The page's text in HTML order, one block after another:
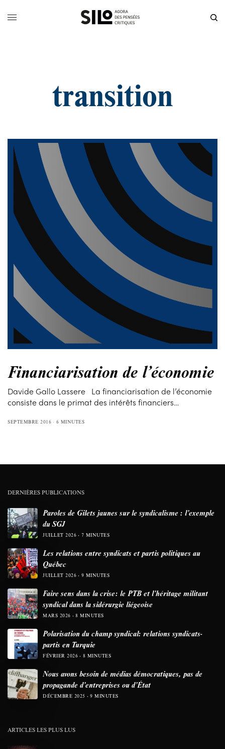
transition
Financiarisation de l’économie
Davide Gallo Lassere La financiarisation de l’économie
consiste dans le primat des intérêts financiers…
SEPTEMBRE 2016 6 MINUTES
DERNIÈRES PUBLICATIONS
Paroles de Gilets jaunes sur le syndicalisme : l’exemple
du SGJ
JUILLET 2026 7 MINUTES
Les relations entre syndicats et partis politiques au
Québec
JUILLET 2026 9 MINUTES
Faire sens dans la crise: le PTB et l’héritage militant
syndical dans la sidérurgie liégeoise
MARS 2026 8 MINUTES
Polarisation du champ syndical: relations syndicats-
partis en Turquie
FÉVRIER 2026 8 MINUTES
Nous avons besoin de médias démocratiques, pas de
propagande d’entreprises ou d’État
DÉCEMBRE 2025 9 MINUTES
ARTICLES LES PLUS LUS